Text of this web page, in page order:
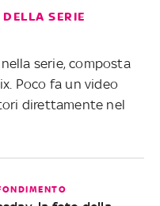
SERIE
nella serie, composta
Poco fa un video
direttamente nel